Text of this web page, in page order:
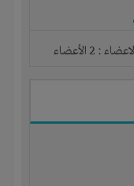
: 2 الأعضاء